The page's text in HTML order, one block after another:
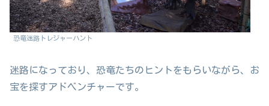
恐竜迷路トレジャーハント
迷路になっており、恐竜たちのヒントをもらいながら、お
宝を探すアドベンチャーです。